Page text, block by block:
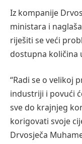
Iz kompanije
ministara i
riješiti se veći
dostupna količina
“Radi se o velikoj
industriji i povući
sve do krajnjeg
korigovati svoje
Drvosječa